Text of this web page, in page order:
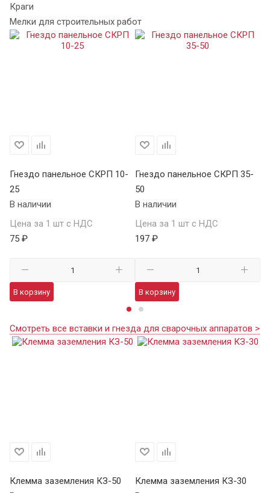
Краги
Мелки для строительных работ
Гнездо панельное СКРП 10-
25
В наличии
Цена за 1 шт с НДС
75 ₽
В корзину
Гнездо панельное СКРП 35-
50
В наличии
Цена за 1 шт с НДС
197 ₽
В корзину
Смотреть все вставки и гнезда для сварочных аппаратов >
Клемма заземления КЗ-50
Клемма заземления КЗ-30